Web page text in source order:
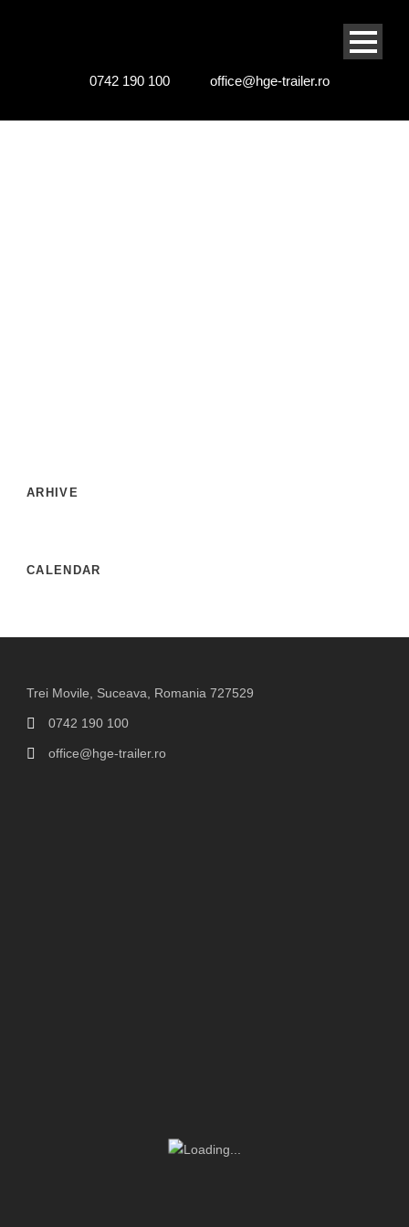
0742 190 100 office@hge-trailer.ro
ARHIVE
CALENDAR
Trei Movile, Suceava, Romania 727529
0742 190 100
office@hge-trailer.ro